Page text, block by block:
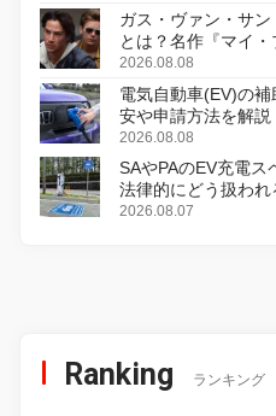
ガス・ヴァン・サン
とは？名作『マイ・
初のデジタルリマス
2026.08.08
電気自動車(EV)の
安や申請方法を解説
2026.08.08
SAやPAのEV充電ス
法律的にどう扱われ
2026.08.07
Ranking ランキング